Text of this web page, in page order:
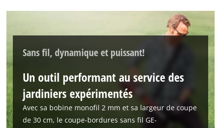
Nous avons besoin de ton accord pour
pouvoir charger Google Maps !
Sans fil, dynamique et puissant!
Un outil performant au service des
jardiniers expérimentés
Avec sa bobine monofil 2 mm et sa largeur de coupe
de 30 cm, le coupe-bordures sans fil GE-